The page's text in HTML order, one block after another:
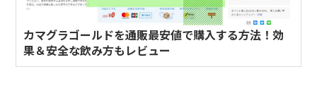
カマグラゴールドを通販最安値で購入する方法！効
果＆安全な飲み方もレビュー